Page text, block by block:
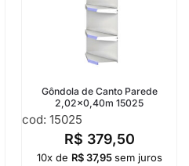
Gôndola de Canto Parede
2,02×0,40m 15025
cod: 15025
R$ 379,50
10x de R$37,95 sem juros